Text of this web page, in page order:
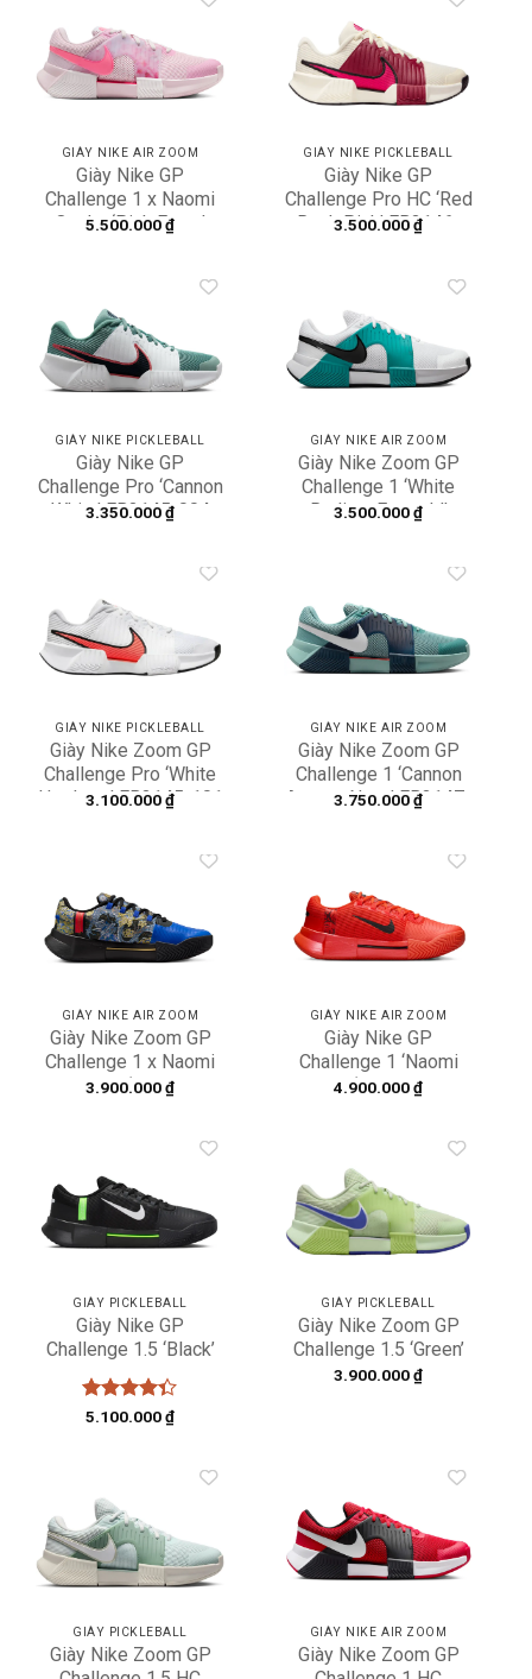
Add to
wishlist
GIÀY NIKE AIR ZOOM
Giày Nike GP
Challenge 1 x Naomi
Osaka ‘Pink Foam’
5.500.000₫
wishlist
GIÀY NIKE PICKLEBALL
Giày Nike GP
Challenge Pro HC ‘Red
Rush Pink’ FB3146-
3.500.000₫
wishlist
GIÀY NIKE PICKLEBALL
Giày Nike GP
Challenge Pro ‘Cannon
White’ FB3145-004
3.350.000₫
Add to
wishlist
GIÀY NIKE AIR ZOOM
Giày Nike Zoom GP
Challenge 1 ‘White
Radiant Emerald’
3.500.000₫
Add to
wishlist
GIÀY NIKE PICKLEBALL
Giày Nike Zoom GP
Challenge Pro ‘White
Hot Lava’ FB3145-101
3.100.000₫
Add to
wishlist
GIÀY NIKE AIR ZOOM
Giày Nike Zoom GP
Challenge 1 ‘Cannon
Armory Navy’ FB3147-
3.750.000₫
wishlist
GIÀY NIKE AIR ZOOM
Giày Nike Zoom GP
Challenge 1 x Naomi
Osaka ‘J’aime’
3.900.000₫
Add to
wishlist
GIÀY NIKE AIR ZOOM
Giày Nike GP
Challenge 1 ‘Naomi
Osaka’ ‘Picante Red’
4.900.000₫
Add to
wishlist
GIÀY PICKLEBALL
Giày Nike GP
Challenge 1.5 ‘Black’
IQ5179-001
Được xếp
5.100.000₫
wishlist
GIÀY PICKLEBALL
Giày Nike Zoom GP
Challenge 1.5 ‘Green’
IQ5176-700
3.900.000₫
wishlist
GIÀY PICKLEBALL
Giày Nike Zoom GP
Add to
wishlist
GIÀY NIKE AIR ZOOM
Giày Nike Zoom GP